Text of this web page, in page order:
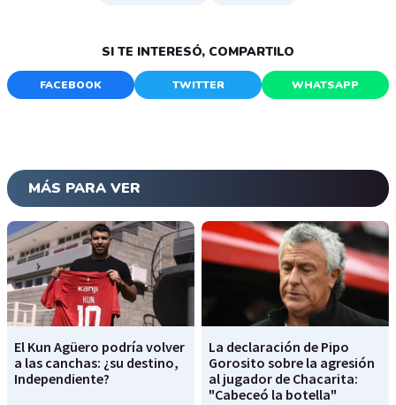
SI TE INTERESÓ, COMPARTILO
FACEBOOK TWITTER WHATSAPP
MÁS PARA VER
El Kun Agüero podría volver
a las canchas: ¿su destino,
Independiente?
La declaración de Pipo
Gorosito sobre la agresión
al jugador de Chacarita:
"Cabeceó la botella"